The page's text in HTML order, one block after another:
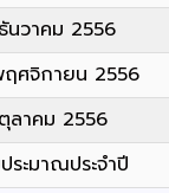
นวาคม 2556
ฤศจิกายน 2556
ลาคม 2556
ะมาณประจำปี